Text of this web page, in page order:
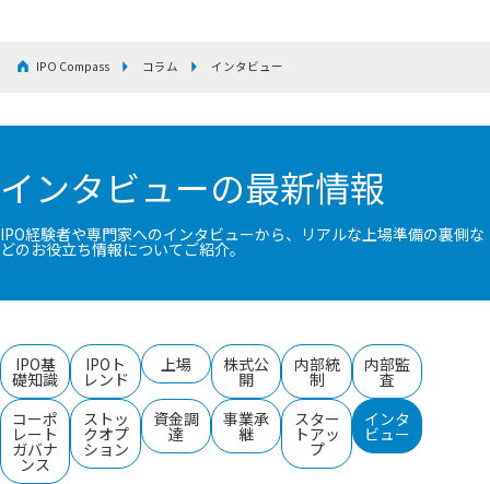
IPO Compass コラム インタビュー
インタビューの最新情報
IPO経験者や専門家へのインタビューから、リアルな上場準備の裏側な
どのお役立ち情報についてご紹介。
IPO基
礎知識
IPOト
レンド
上場 株式公
開
内部統
制
内部監
査
コーポ
レート
ガバナ
ンス
ストッ
クオプ
ション
資金調
達
事業承
継
スター
トアッ
プ
インタ
ビュー